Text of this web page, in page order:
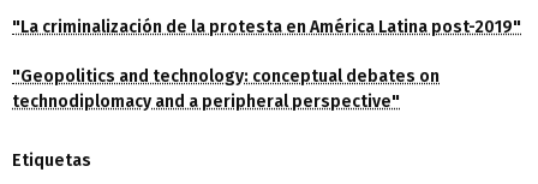
"La criminalización de la protesta en América Latina post-2019"
"Geopolitics and technology: conceptual debates on
technodiplomacy and a peripheral perspective"
Etiquetas